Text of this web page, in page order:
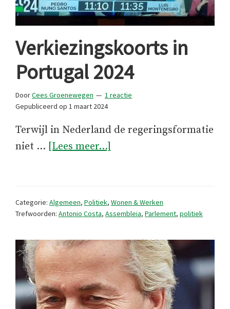
Verkiezingskoorts in
Portugal 2024
DoorCees Groenewegen
1 reactie
Gepubliceerd op 1 maart 2024
Terwijl in Nederland de regeringsformatie
niet … [Lees meer...]
Categorie: Algemeen, Politiek, Wonen & Werken
Trefwoorden: Antonio Costa, Assembleia, Parlement, politiek